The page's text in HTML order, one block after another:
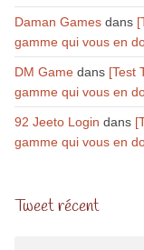
Daman Gamesdans
gamme qui vous en
DM Gamedans [Test
gamme qui vous en
92 Jeeto Login dans
gamme qui vous en
Tweet récent